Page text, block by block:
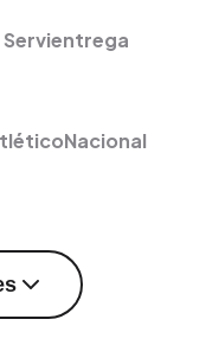
Servientrega